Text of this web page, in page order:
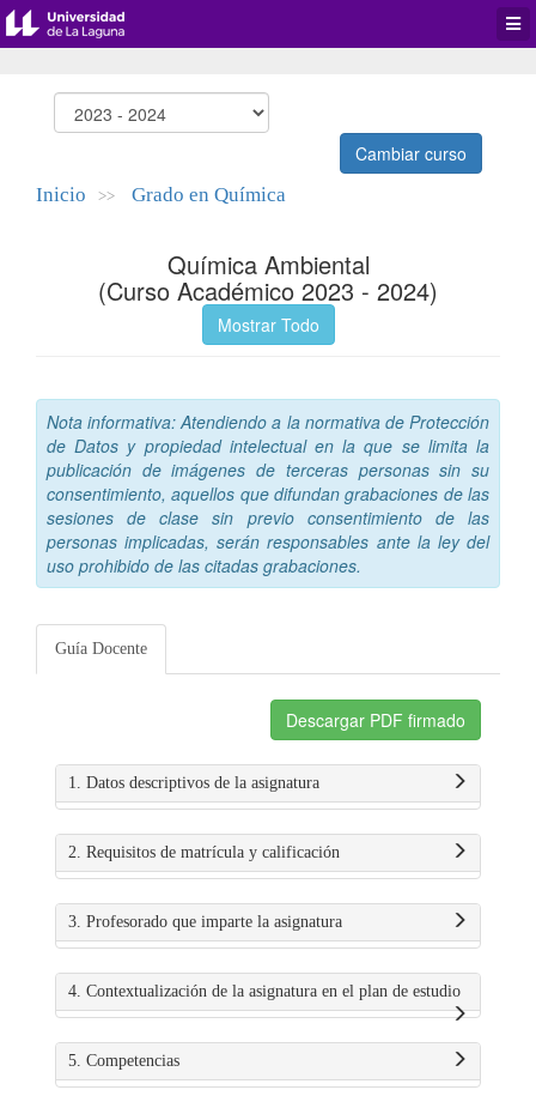
Cambiar curso
Inicio >> Grado en Química
Química Ambiental
(Curso Académico 2023 - 2024)
Mostrar Todo
Nota informativa: Atendiendo a la normativa de Protección
de Datos y propiedad intelectual en la que se limita la
publicación de imágenes de terceras personas sin su
consentimiento, aquellos que difundan grabaciones de las
sesiones de clase sin previo consentimiento de las
personas implicadas, serán responsables ante la ley del
uso prohibido de las citadas grabaciones.
Guía Docente
Descargar PDF firmado
1. Datos descriptivos de la asignatura
2. Requisitos de matrícula y calificación
3. Profesorado que imparte la asignatura
4. Contextualización de la asignatura en el plan de estudio
5. Competencias